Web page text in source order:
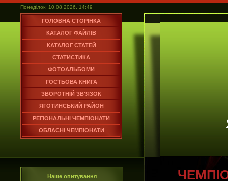
Понеділок, 10.08.2026, 14:49
ГОЛОВНА СТОРІНКА
КАТАЛОГ ФАЙЛІВ
КАТАЛОГ СТАТЕЙ
СТАТИСТИКА
ФОТОАЛЬБОМИ
ГОСТЬОВА КНИГА
ЗВОРОТНІЙ ЗВ'ЯЗОК
ЯГОТИНСЬКИЙ РАЙОН
РЕГІОНАЛЬНІ ЧЕМПІОНАТИ
ОБЛАСНІ ЧЕМПІОНАТИ
Наше опитування